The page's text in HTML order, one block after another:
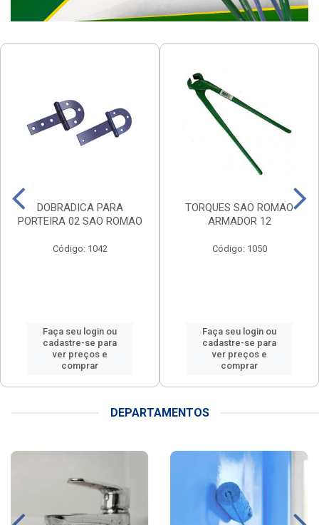
DOBRADICA PARA
PORTEIRA 02 SAO ROMAO
Código: 1042
Faça seu login ou
cadastre-se para
ver preços e
comprar
TORQUES SAO ROMAO
ARMADOR 12
Código: 1050
Faça seu login ou
cadastre-se para
ver preços e
comprar
DEPARTAMENTOS